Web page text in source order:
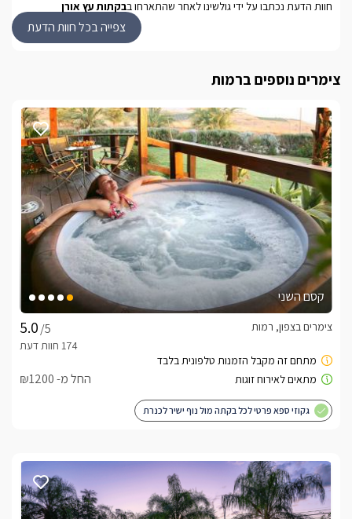
בנוסף, תוכלו ליהנות מסאונה יבשה פרטית ומקצועית הנמצאת
טעימים בהפתעה... (פעילה בחודשי הקיץ בלבד)
מתחם הגן המשותף
שבילי אבן יפהפיים מובילים לבקתות העץ הקסומות, בצדי הדרך
פזורים פריטי נוי ופסלים יפים, צמחייה עשירה ומטופחת ואבזור
השבילים מובילים בין היתר למתחם החוץ המשותף בו תיהנו
הגן כולו עטוף בפסלי נוי, עצים,  נדנדה, ערסלים, פינת מנגל,
צמחייה יפה ומטופחת ותאורת גן צבעונית.
מיקום
עצמו, מבחר מסעדות, מתחם הקניות בצמח, גני חי לילדים ועוד.
תוספת תשלום
חוות הדעת נכתבו על ידי גולשינו לאחר שהתארחו בבקתות עץ אורן
צפייה בכל חוות הדעת
צימרים נוספים ברמות
קסם השני
/5
צימרים בצפון, רמות
החל מ- ₪1200
גקוזי ספא פרטי לכל בקתה מול נוף ישיר לכנרת